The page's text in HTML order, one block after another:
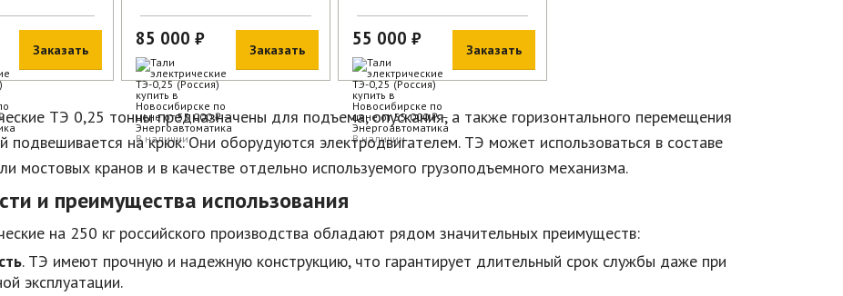
Заказать
85 000 ₽
В наличии
Заказать
55 000 ₽
В наличии
Заказать
ТЭ 0,25 тонны предназначены для подъема, опускания, а также горизонтального перемещения
подвешивается на крюк. Они оборудуются электродвигателем. ТЭ может использоваться в составе
мостовых кранов и в качестве отдельно используемого грузоподъемного механизма.
и преимущества использования
на 250 кг российского производства обладают рядом значительных преимуществ:
. ТЭ имеют прочную и надежную конструкцию, что гарантирует длительный срок службы даже при
эксплуатации.